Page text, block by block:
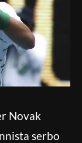
Novak
serbo